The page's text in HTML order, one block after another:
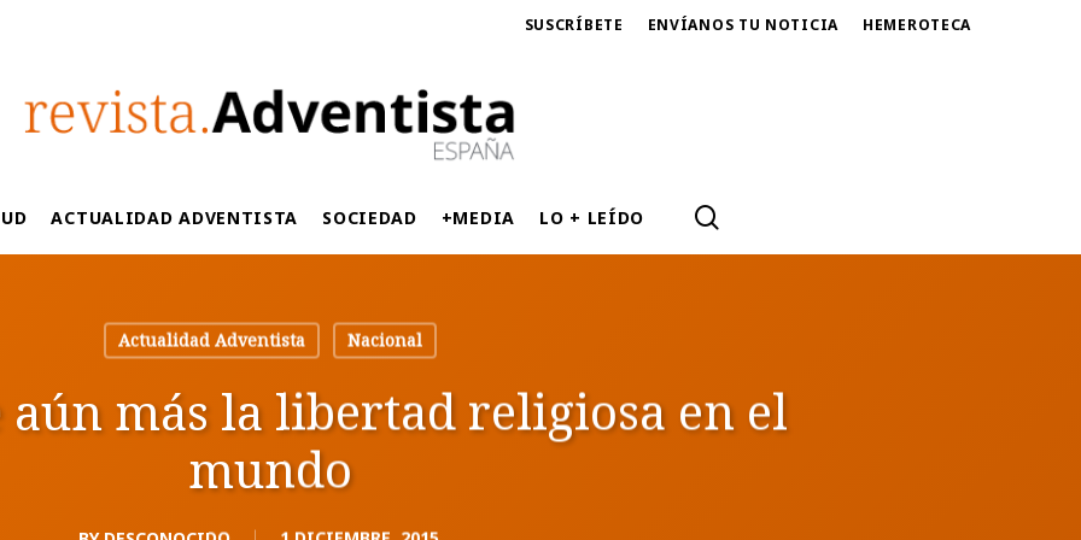
SUSCRÍBETE ENVÍANOS TU NOTICIA HEMEROTECA
ACTUALIDAD ADVENTISTA SOCIEDAD +MEDIA LO + LEÍDO
Actualidad Adventista Nacional
más la libertad religiosa en el
mundo